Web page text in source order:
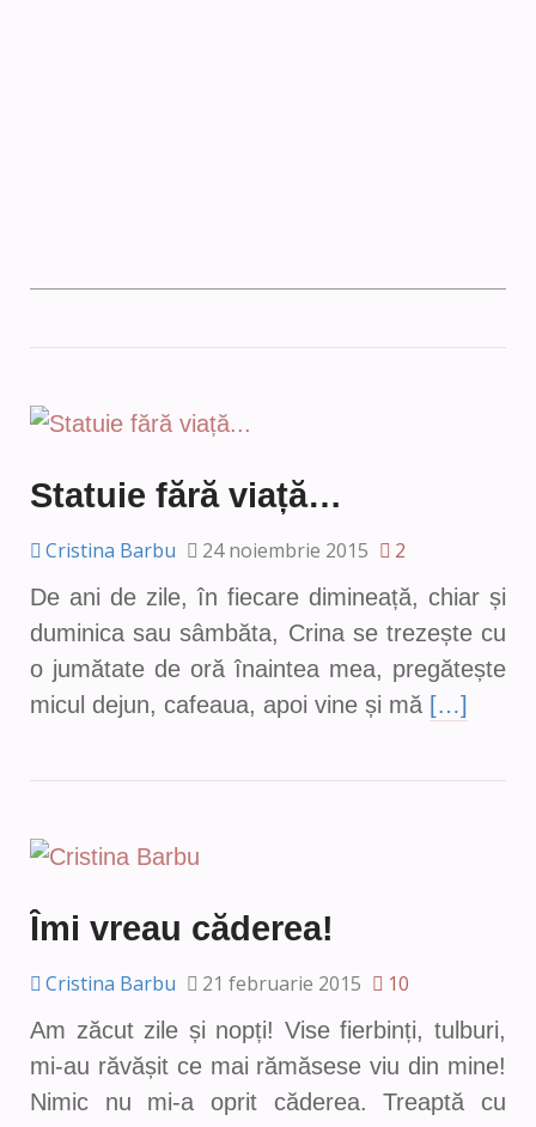
Statuie fără viață…
Cristina Barbu 24 noiembrie 2015
2
De ani de zile, în fiecare dimineață, chiar și
duminica sau sâmbăta, Crina se trezește cu
o jumătate de oră înaintea mea, pregătește
micul dejun, cafeaua, apoi vine și mă […]
Îmi vreau căderea!
Cristina Barbu 21 februarie 2015
10
Am zăcut zile și nopți! Vise fierbinți, tulburi,
mi-au răvășit ce mai rămăsese viu din mine!
Nimic nu mi-a oprit căderea. Treaptă cu